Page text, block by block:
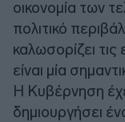
οικονομία των
πολιτικό
καλωσορίζει
είναι μία
Η Κυβέρνηση
δημιουργήσει